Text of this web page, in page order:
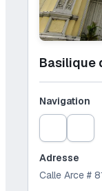
Basilique
Navigation
Adresse
Calle Arce #